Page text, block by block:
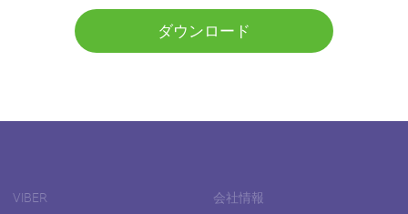
ダウンロード
VIBER 会社情報